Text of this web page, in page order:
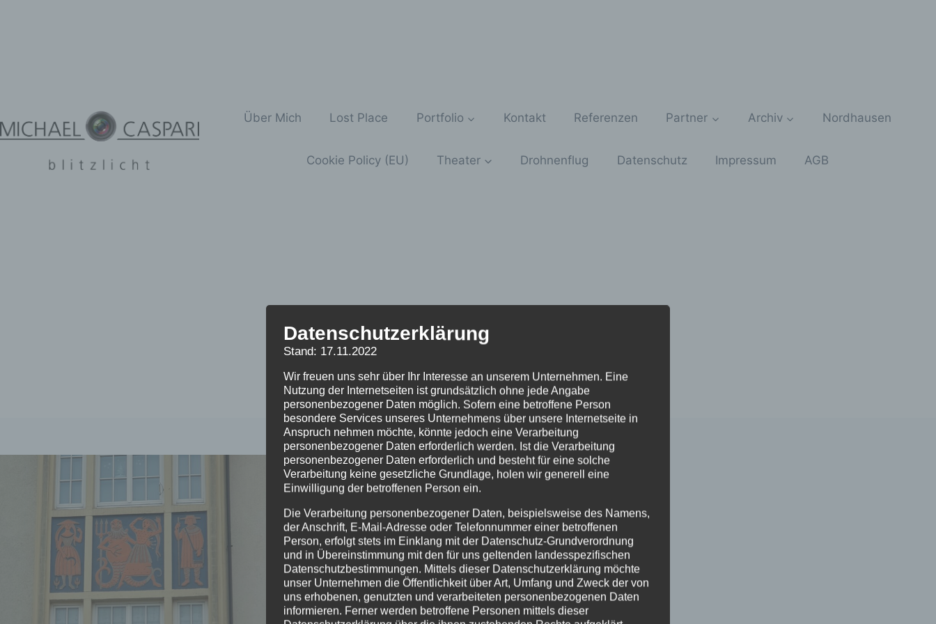
Über Mich Lost Place Portfolio Kontakt Referenzen Partner Archiv Nordhausen
Cookie Policy (EU) Theater Drohnenflug Datenschutz Impressum AGB
erker
Datenschutzerklärung
Stand: 17.11.2022
Wir freuen uns sehr über Ihr Interesse an unserem Unternehmen. Eine
Nutzung der Internetseiten ist grundsätzlich ohne jede Angabe
personenbezogener Daten möglich. Sofern eine betroffene Person
besondere Services unseres Unternehmens über unsere Internetseite in
Anspruch nehmen möchte, könnte jedoch eine Verarbeitung
personenbezogener Daten erforderlich werden. Ist die Verarbeitung
personenbezogener Daten erforderlich und besteht für eine solche
Verarbeitung keine gesetzliche Grundlage, holen wir generell eine
Einwilligung der betroffenen Person ein.
Die Verarbeitung personenbezogener Daten, beispielsweise des Namens,
der Anschrift, E-Mail-Adresse oder Telefonnummer einer betroffenen
Person, erfolgt stets im Einklang mit der Datenschutz-Grundverordnung
und in Übereinstimmung mit den für uns geltenden landesspezifischen
Datenschutzbestimmungen. Mittels dieser Datenschutzerklärung möchte
unser Unternehmen die Öffentlichkeit über Art, Umfang und Zweck der von
uns erhobenen, genutzten und verarbeiteten personenbezogenen Daten
informieren. Ferner werden betroffene Personen mittels dieser